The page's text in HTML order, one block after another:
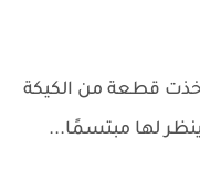
قطعة من الكيكة
لها مبتسمًا...